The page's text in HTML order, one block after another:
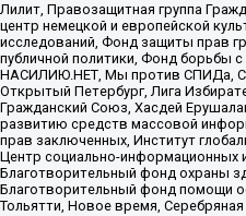
Лилит, Правозащитная группа
центр немецкой и европейской
исследований, Фонд защиты прав
публичной политики, Фонд борьбы
НАСИЛИЮ.НЕТ, Мы против СПИДа,
Открытый Петербург, Лига
Гражданский Союз, Хасдей
развитию средств массовой
прав заключенных, Институт
Центр социально-информационных
Благотворительный фонд охраны
Благотворительный фонд помощи
Тольятти, Новое время, Серебряная